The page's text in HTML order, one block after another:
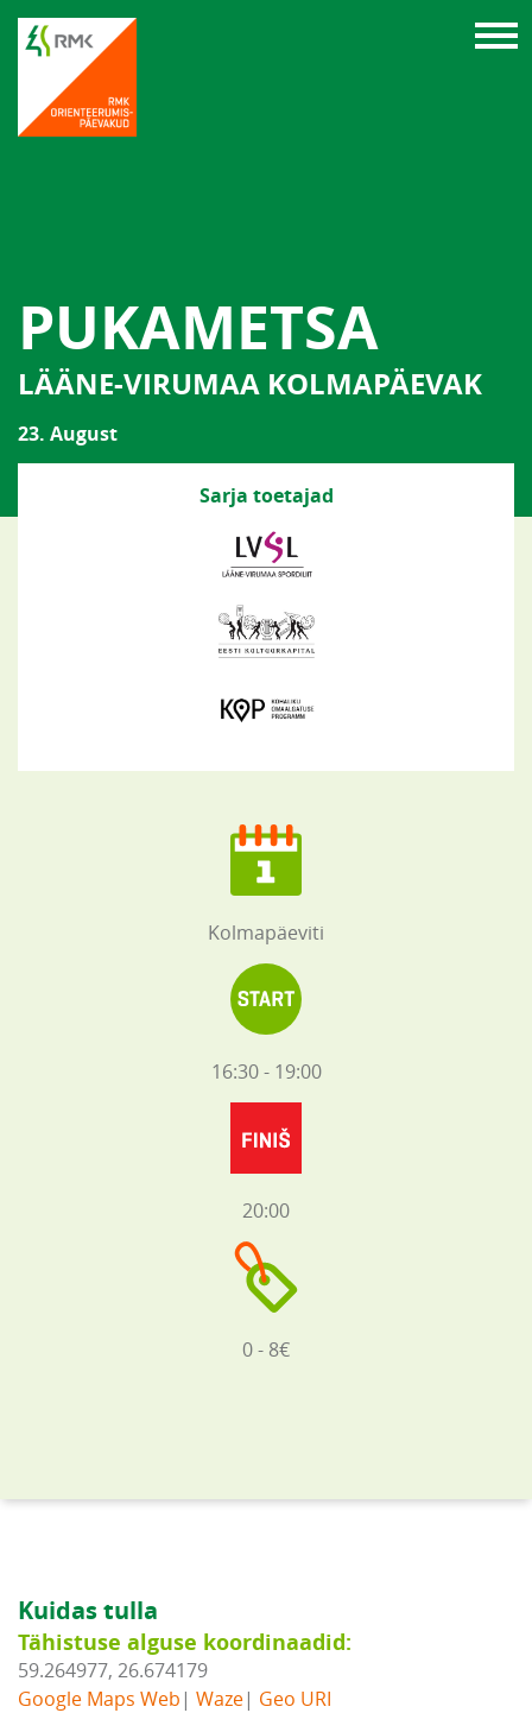
PUKAMETSA
LÄÄNE-VIRUMAA KOLMAPÄEVAK
23. August
Sarja toetajad
Kolmapäeviti
16:30 - 19:00
20:00
0 - 8€
Kuidas tulla
Tähistuse alguse koordinaadid:
59.264977, 26.674179
Google Maps Web | Waze| Geo URI